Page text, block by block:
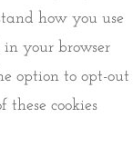
how you use
in your browser
option to opt-out
these cookies